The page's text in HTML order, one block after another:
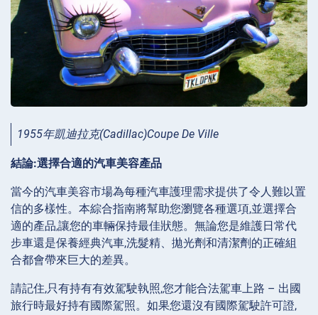
1955年凱迪拉克(Cadillac)Coupe De Ville
結論:選擇合適的汽車美容產品
當今的汽車美容市場為每種汽車護理需求提供了令人難以置
信的多樣性。本綜合指南將幫助您瀏覽各種選項,並選擇合
適的產品,讓您的車輛保持最佳狀態。無論您是維護日常代
步車還是保養經典汽車,洗髮精、拋光劑和清潔劑的正確組
合都會帶來巨大的差異。
請記住,只有持有有效駕駛執照,您才能合法駕車上路 – 出國
旅行時最好持有國際駕照。如果您還沒有國際駕駛許可證,